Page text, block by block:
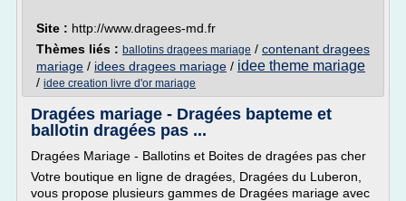
Site : http://www.dragees-md.fr
Thèmes liés : ballotins dragees mariage / contenant dragees
mariage / idees dragees mariage / idee theme mariage
/ idee creation livre d'or mariage
Dragées mariage - Dragées bapteme et
ballotin dragées pas ...
Dragées Mariage - Ballotins et Boites de dragées pas cher
Votre boutique en ligne de dragées, Dragées du Luberon,
vous propose plusieurs gammes de Dragées mariage avec